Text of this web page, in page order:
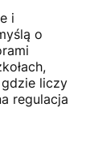
i
o
liczy
regulacja